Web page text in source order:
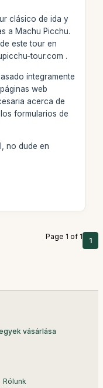
clásico de ida y
a Machu Picchu.
este tour en
tour.com .
íntegramente
web
acerca de
formularios de
no dude en
Page 1 of 1 1
vásárlása
Rólunk